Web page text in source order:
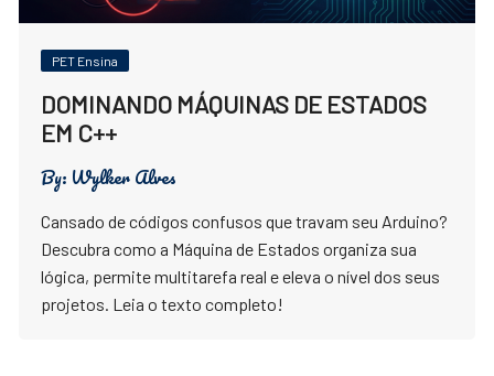
PET Ensina
DOMINANDO MÁQUINAS DE ESTADOS
EM C++
By: Wylker Alves
Cansado de códigos confusos que travam seu Arduino?
Descubra como a Máquina de Estados organiza sua
lógica, permite multitarefa real e eleva o nível dos seus
projetos. Leia o texto completo!